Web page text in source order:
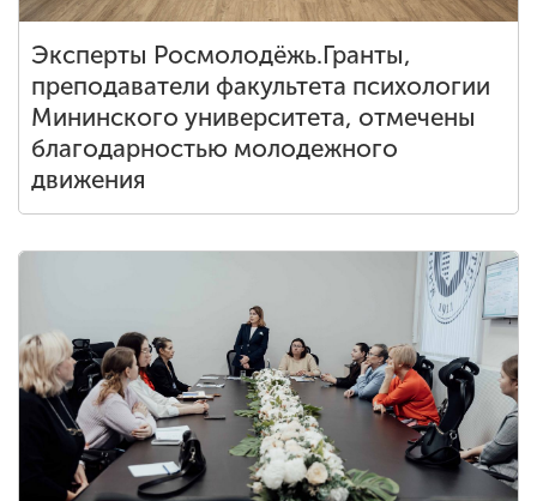
Эксперты Росмолодёжь.Гранты,
преподаватели факультета психологии
Мининского университета, отмечены
благодарностью молодежного
движения